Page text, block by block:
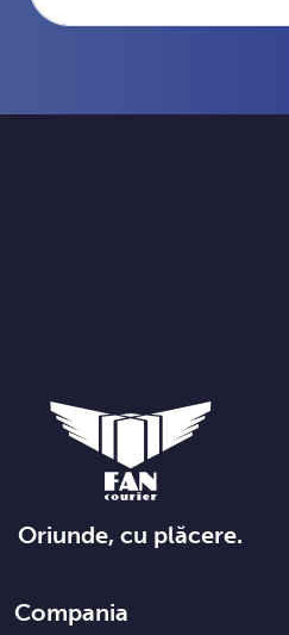
Oriunde, cu plăcere.
Compania